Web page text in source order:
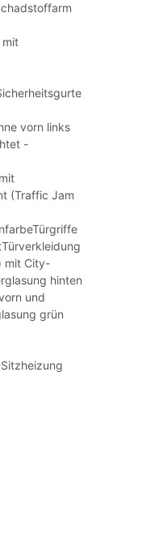
mit
vorn links
-
(Traffic Jam
mit City-
hinten
und
grün